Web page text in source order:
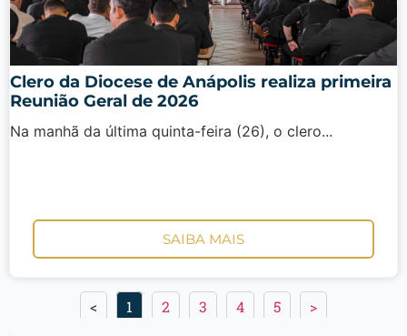
Clero da Diocese de Anápolis realiza primeira
Reunião Geral de 2026
Na manhã da última quinta-feira (26), o clero...
SAIBA MAIS
< 1 2 3 4 5 >